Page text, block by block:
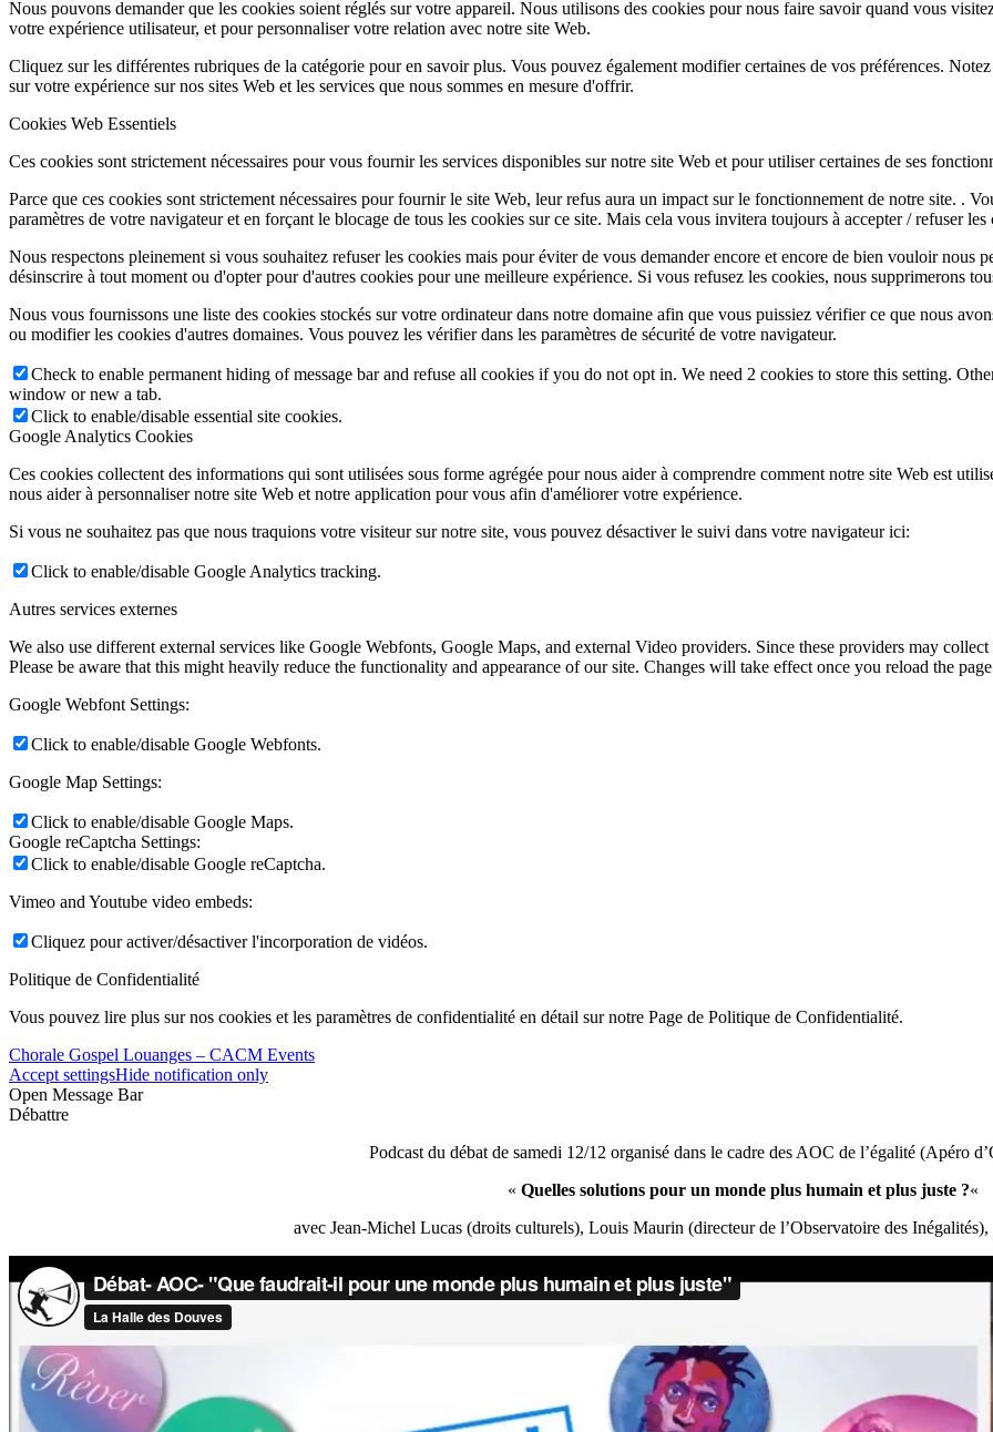
Nous pouvons demander que les cookies soient réglés sur votre appareil. Nous utilisons des cookies pour nous faire savoir quand vous
votre expérience utilisateur, et pour personnaliser votre relation avec notre site Web.
Cliquez sur les différentes rubriques de la catégorie pour en savoir plus. Vous pouvez également modifier certaines de vos préférences.
sur votre expérience sur nos sites Web et les services que nous sommes en mesure d'offrir.
Cookies Web Essentiels
Ces cookies sont strictement nécessaires pour vous fournir les services disponibles sur notre site Web et pour utiliser certaines de ses
Parce que ces cookies sont strictement nécessaires pour fournir le site Web, leur refus aura un impact sur le fonctionnement de notre site. .
paramètres de votre navigateur et en forçant le blocage de tous les cookies sur ce site. Mais cela vous invitera toujours à accepter / refuser
Nous respectons pleinement si vous souhaitez refuser les cookies mais pour éviter de vous demander encore et encore de bien vouloir nous
désinscrire à tout moment ou d'opter pour d'autres cookies pour une meilleure expérience. Si vous refusez les cookies, nous supprimerons
Nous vous fournissons une liste des cookies stockés sur votre ordinateur dans notre domaine afin que vous puissiez vérifier ce que nous
ou modifier les cookies d'autres domaines. Vous pouvez les vérifier dans les paramètres de sécurité de votre navigateur.
Check to enable permanent hiding of message bar and refuse all cookies if you do not opt in. We need 2 cookies to store this setting.
window or new a tab.
Click to enable/disable essential site cookies.
Google Analytics Cookies
Ces cookies collectent des informations qui sont utilisées sous forme agrégée pour nous aider à comprendre comment notre site Web est
nous aider à personnaliser notre site Web et notre application pour vous afin d'améliorer votre expérience.
Si vous ne souhaitez pas que nous traquions votre visiteur sur notre site, vous pouvez désactiver le suivi dans votre navigateur ici:
Click to enable/disable Google Analytics tracking.
Autres services externes
We also use different external services like Google Webfonts, Google Maps, and external Video providers. Since these providers may
Please be aware that this might heavily reduce the functionality and appearance of our site. Changes will take effect once you reload the
Google Webfont Settings:
Click to enable/disable Google Webfonts.
Google Map Settings:
Click to enable/disable Google Maps.
Google reCaptcha Settings:
Click to enable/disable Google reCaptcha.
Vimeo and Youtube video embeds:
Cliquez pour activer/désactiver l'incorporation de vidéos.
Politique de Confidentialité
Vous pouvez lire plus sur nos cookies et les paramètres de confidentialité en détail sur notre Page de Politique de Confidentialité.
Chorale Gospel Louanges – CACM Events
Accept settingsHide notification only
Open Message Bar
Débattre
Podcast du débat de samedi 12/12 organisé dans le cadre des AOC de l’égalité (Apéro
« Quelles solutions pour un monde plus humain et plus juste ?«
avec Jean-Michel Lucas (droits culturels), Louis Maurin (directeur de l’Observatoire des